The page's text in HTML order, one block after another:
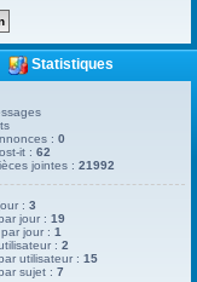
Statistiques
:0
it :62
jointes :21992
:3
jour :19
par jour :1
:2
utilisateur :15
sujet :7